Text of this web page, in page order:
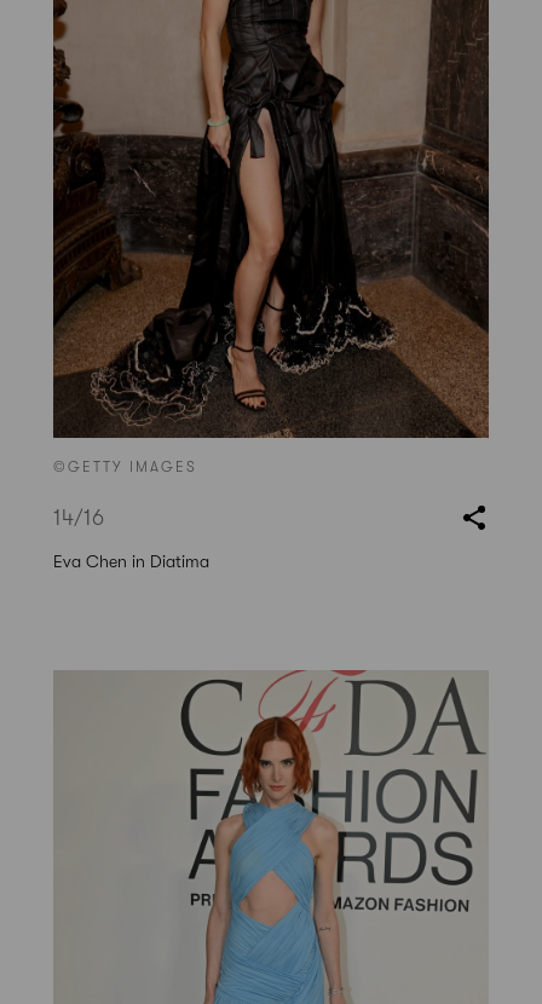
©GETTY IMAGES
14/16
Eva Chen in Diatima